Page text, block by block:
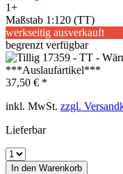
1+
Maßstab 1:120 (TT)
werkseitig ausverkauft
begrenzt verfügbar
37,50 € *
inkl. MwSt. zzgl.
Lieferbar
In den Warenkorb